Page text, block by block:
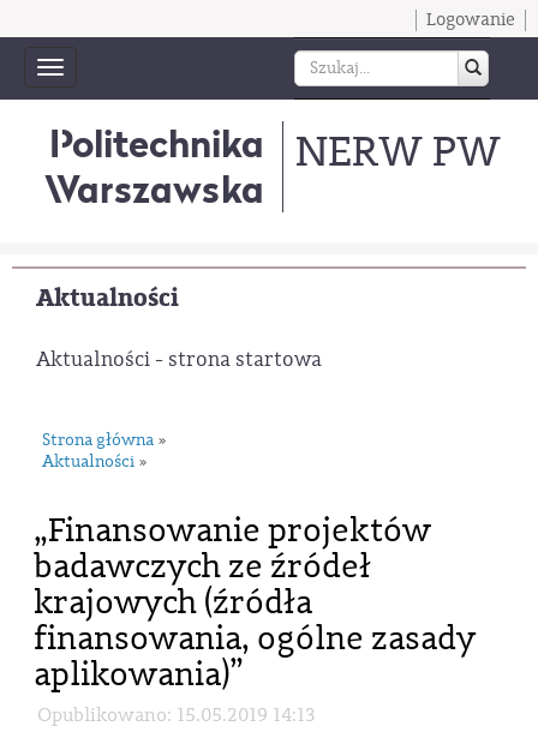
Logowanie
Toggle
navigation
Politechnika
Warszawska
NERW PW
Aktualności
Aktualności - strona startowa
Strona główna »
Aktualności »
„Finansowanie projektów
badawczych ze źródeł
krajowych (źródła
finansowania, ogólne zasady
aplikowania)”
Opublikowano: 15.05.2019 14:13